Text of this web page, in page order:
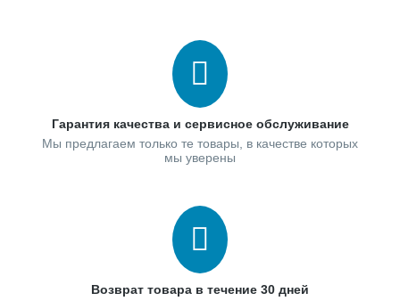
Гарантия качества и сервисное обслуживание
Мы предлагаем только те товары, в качестве которых
мы уверены
Возврат товара в течение 30 дней